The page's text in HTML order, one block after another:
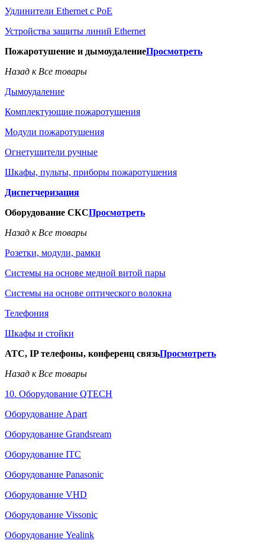
Удлинители Ethernet с PoE
Устройства защиты линий Ethernet
Пожаротушение и дымоудалениеПросмотреть
Назад к Все товары
Дымоудаление
Комплектующие пожаротушения
Модули пожаротушения
Огнетушители ручные
Шкафы, пульты, приборы пожаротушения
Диспетчеризация
Оборудование СКСПросмотреть
Назад к Все товары
Розетки, модули, рамки
Системы на основе медной витой пары
Системы на основе оптического волокна
Телефония
Шкафы и стойки
АТС, IP телефоны, конференц связьПросмотреть
Назад к Все товары
10. Оборудование QTECH
Оборудование Apart
Оборудование Grandsream
Оборудование ITC
Оборудование Panasonic
Оборудование VHD
Оборудование Vissonic
Оборудование Yealink